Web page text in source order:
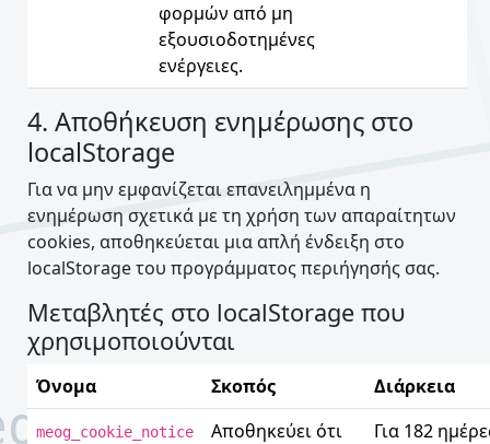
φορμών από μη
εξουσιοδοτημένες
ενέργειες.
4. Αποθήκευση ενημέρωσης στο
localStorage
Για να μην εμφανίζεται επανειλημμένα η
ενημέρωση σχετικά με τη χρήση των απαραίτητων
cookies, αποθηκεύεται μια απλή ένδειξη στο
localStorage του προγράμματος περιήγησής σας.
Μεταβλητές στο localStorage που
χρησιμοποιούνται
Όνομα Σκοπός Διάρκεια
meog_cookie_notice
Αποθηκεύει ότι
Για 182